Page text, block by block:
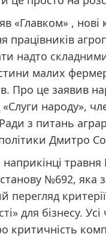
«Главком» , нові
працівників
надто
малих
Про це заявив
«Слуги народу»,
з питань
Дмитро
травня
№692, яка з
перегляд
для бізнесу. Усі
критичність